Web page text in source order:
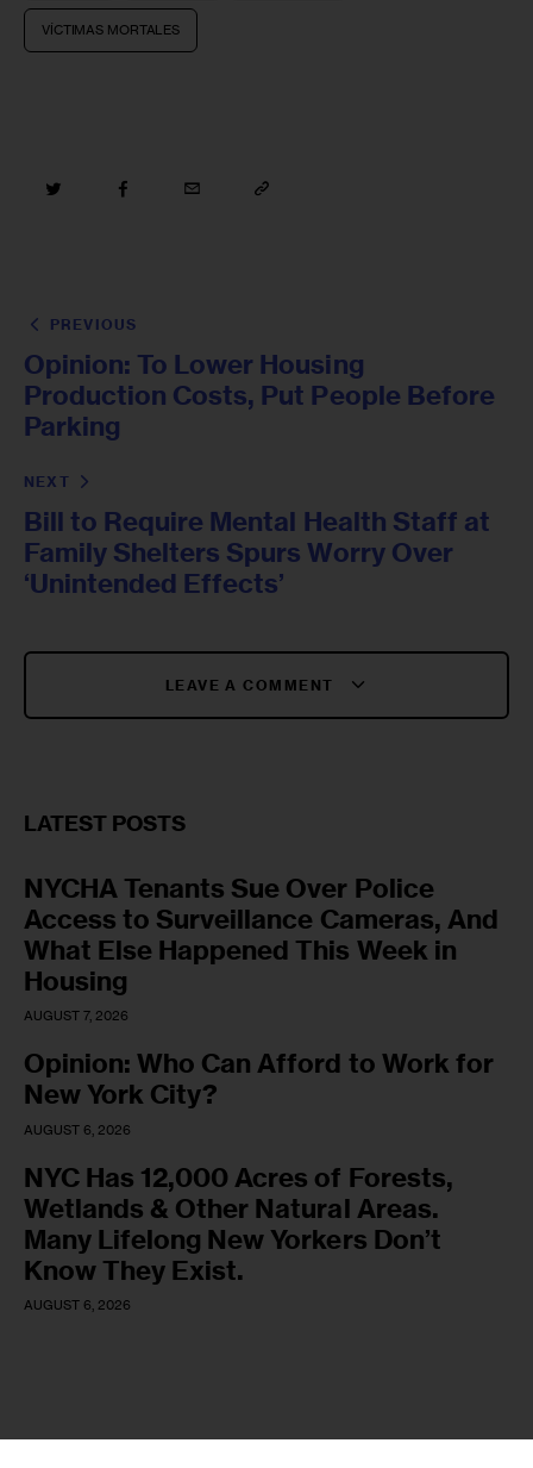
VÍCTIMAS MORTALES
PREVIOUS
Opinion: To Lower Housing
Production Costs, Put People Before
Parking
NEXT
Bill to Require Mental Health Staff at
Family Shelters Spurs Worry Over
‘Unintended Effects’
LEAVE A COMMENT
LATEST POSTS
NYCHA Tenants Sue Over Police
Access to Surveillance Cameras, And
What Else Happened This Week in
Housing
AUGUST 7, 2026
Opinion: Who Can Afford to Work for
New York City?
AUGUST 6, 2026
NYC Has 12,000 Acres of Forests,
Wetlands & Other Natural Areas.
Many Lifelong New Yorkers Don’t
Know They Exist.
AUGUST 6, 2026